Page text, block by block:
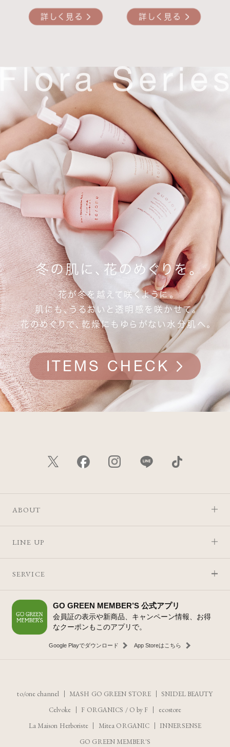
詳しく見る 詳しく見る
冬の肌に、花のめぐりを。
花が冬を越えて咲くように。
肌にも、うるおいと透明感を咲かせて。
花のめぐりで、乾燥にもゆらがない水分肌へ。
ITEMS CHECK
ABOUT
LINE UP
SERVICE
GO GREEN MEMBER’S 公式アプリ
会員証の表示や新商品、キャンペーン情報、お得
なクーポンもこのアプリで。
Google Playでダウンロード App Storeはこちら
to/one channel MASH GO GREEN STORE
SNIDEL BEAUTY
Celvoke
F ORGANICS / O by F
ecostore
La Maison Herboriste
Mitea ORGANIC
INNERSENSE
GO GREEN MEMBER'S